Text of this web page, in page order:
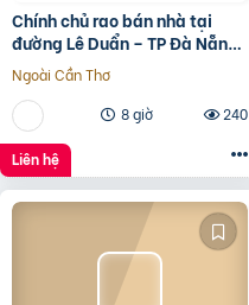
Chính chủ rao bán nhà tại
đường Lê Duẩn – TP Đà Nẵng;
DT đất 108,3 m2; giá 13,2 tỷ
Ngoài Cần Thơ
8 giờ
240
Liên hệ